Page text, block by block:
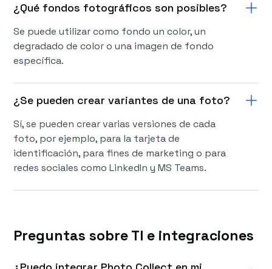
¿Qué fondos fotográficos son posibles?
Se puede utilizar como fondo un color, un
degradado de color o una imagen de fondo
específica.
¿Se pueden crear variantes de una foto?
Sí, se pueden crear varias versiones de cada
foto, por ejemplo, para la tarjeta de
identificación, para fines de marketing o para
redes sociales como LinkedIn y MS Teams.
Preguntas sobre TI e integraciones